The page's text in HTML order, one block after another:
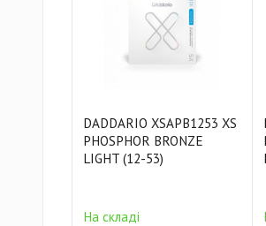
DADDARIO XSAPB1253 XS
PHOSPHOR BRONZE
LIGHT (12-53)
На складі